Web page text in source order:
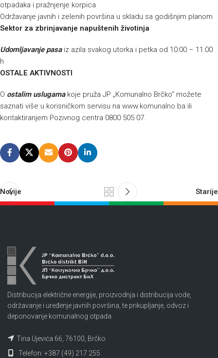
otpadaka i pražnjenje korpica
Održavanje javnih i zelenih površina u skladu sa godišnjim planom
Sektor za zbrinjavanje napuštenih životinja
Udomljavanje pasaiz azila svakog utorka i petka od 10:00 – 11:00
h
OSTALE AKTIVNOSTI
O ostalim uslugamakoje pruža JP „Komunalno Brčko“ možete
saznati više u korisničkom servisu na www.komunalno.ba ili
kontaktiranjem Pozivnog centra 0800 505 07.
Novije Starije
Distribucija električne energije, proizvodnja i distribucija vode,
održavanje i uređenje javnih površina, te prikupljanje, odvoz i
deponovanje komunalnog otpada.
Tina Ujevića 66, 76100, Brčko
Telefon: +387 (49) 217 255